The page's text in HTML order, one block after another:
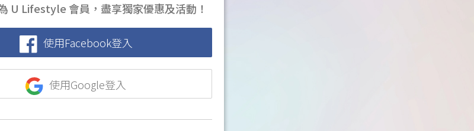
U Lifestyle 會員，盡享獨家優惠及活動！
使用Facebook登入
使用Google登入